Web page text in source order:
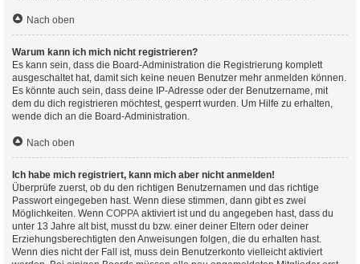
Nach oben
Warum kann ich mich nicht registrieren?
Es kann sein, dass die Board-Administration die Registrierung komplett
ausgeschaltet hat, damit sich keine neuen Benutzer mehr anmelden können.
Es könnte auch sein, dass deine IP-Adresse oder der Benutzername, mit
dem du dich registrieren möchtest, gesperrt wurden. Um Hilfe zu erhalten,
wende dich an die Board-Administration.
Nach oben
Ich habe mich registriert, kann mich aber nicht anmelden!
Überprüfe zuerst, ob du den richtigen Benutzernamen und das richtige
Passwort eingegeben hast. Wenn diese stimmen, dann gibt es zwei
Möglichkeiten. Wenn COPPA aktiviert ist und du angegeben hast, dass du
unter 13 Jahre alt bist, musst du bzw. einer deiner Eltern oder deiner
Erziehungsberechtigten den Anweisungen folgen, die du erhalten hast.
Wenn dies nicht der Fall ist, muss dein Benutzerkonto vielleicht aktiviert